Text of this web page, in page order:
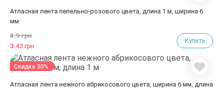
Атласная лента пепельно-розового цвета, длина 1 м, ширина 6
мм
4.9 грн
3.43 грн
Купить
Атласная лента нежного абрикосового цвета, ширина 6 мм, длина
Скидка 30%